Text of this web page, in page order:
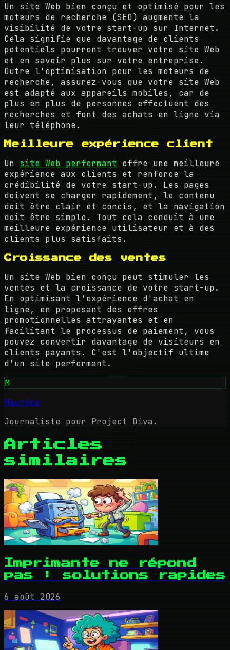
Un site Web bien conçu et optimisé pour les
moteurs de recherche (SEO) augmente la
visibilité de votre start-up sur Internet.
Cela signifie que davantage de clients
potentiels pourront trouver votre site Web
et en savoir plus sur votre entreprise.
Outre l'optimisation pour les moteurs de
recherche, assurez-vous que votre site Web
est adapté aux appareils mobiles, car de
plus en plus de personnes effectuent des
recherches et font des achats en ligne via
leur téléphone.
Meilleure expérience client
Un site Web performant offre une meilleure
expérience aux clients et renforce la
crédibilité de votre start-up. Les pages
doivent se charger rapidement, le contenu
doit être clair et concis, et la navigation
doit être simple. Tout cela conduit à une
meilleure expérience utilisateur et à des
clients plus satisfaits.
Croissance des ventes
Un site Web bien conçu peut stimuler les
ventes et la croissance de votre start-up.
En optimisant l'expérience d'achat en
ligne, en proposant des offres
promotionnelles attrayantes et en
facilitant le processus de paiement, vous
pouvez convertir davantage de visiteurs en
clients payants. C'est l'objectif ultime
d'un site performant.
M
Maurène
Journaliste pour Project Diva.
Articles
similaires
Imprimante ne répond
pas : solutions rapides
6 août 2026